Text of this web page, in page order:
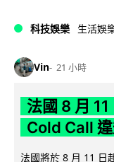
科技娛樂 生活娛
Vin 21 小時
法國 8 月
Cold Call
法國將於 8 月 11 日